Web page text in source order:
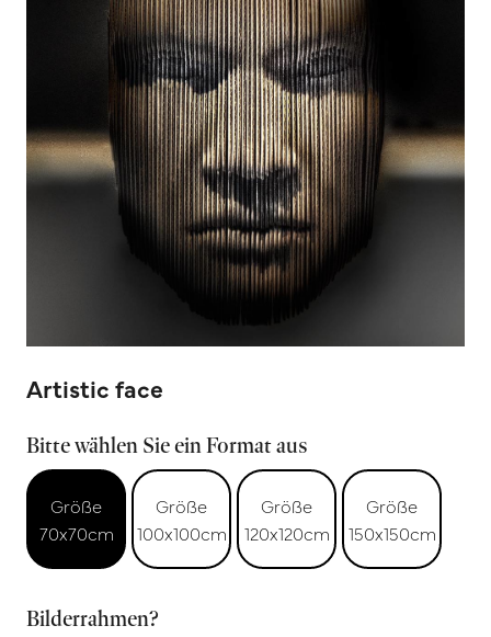
Artistic face
Bitte wählen Sie ein Format aus
Größe
70x70cm
Größe
100x100cm
Größe
120x120cm
Größe
150x150cm
Bilderrahmen?